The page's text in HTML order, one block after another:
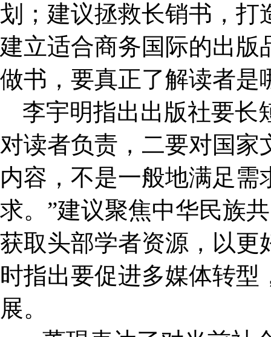
划
；建议拯救长销书，
建立适合商务国际的出版
做书，要真正了解读者是
李宇明指出出版社要长
对读者负责，二要对国家
内容，不是一般地满足
求。”建议聚焦中华民族
获取头部学者资源，以更
时指出要促进多媒体转
展。